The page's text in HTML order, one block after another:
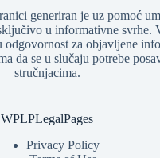
generiran je uz pomoć
u informativne svrhe.
odgovornost za objavljene
da se u slučaju potrebe
stručnjacima.
WPLPLegalPages
Privacy Policy